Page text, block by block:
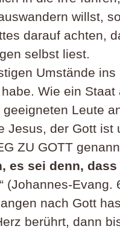
willst,
darauf achten,
selbst liest.
Umstände
Wie ein
Leute
Jesus, der Gott ist
ZU GOTT
es sei denn,
(Johannes-Evang.
nach Gott
berührt, dann